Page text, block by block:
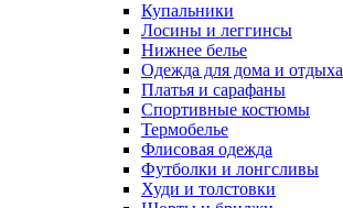
Купальники
Лосины и леггинсы
Нижнее белье
Одежда для дома и отдыха
Платья и сарафаны
Спортивные костюмы
Термобелье
Флисовая одежда
Футболки и лонгсливы
Худи и толстовки